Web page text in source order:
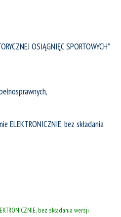
OSIĄGNIĘC SPORTOWYCH”
ELEKTRONICZNIE, bez składania
bez składania wersji